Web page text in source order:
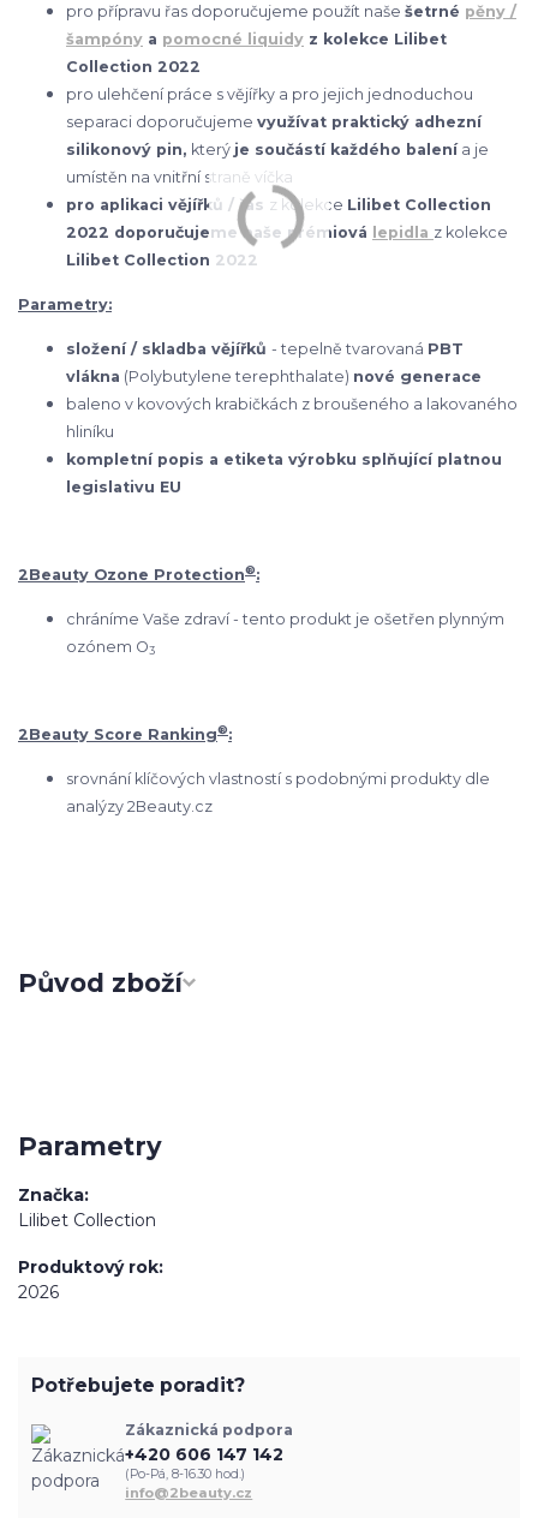
pro přípravu řas doporučujeme použít naše šetrné pěny /
šampóny a pomocné liquidy z kolekce Lilibet
Collection 2022
pro ulehčení práce s vějířky a pro jejich jednoduchou
separaci doporučujeme využívat praktický adhezní
silikonový pin, který je součástí každého balenía je
umístěn na vnitřní straně víčka
pro aplikaci vějířků / řas z kolekce Lilibet Collection
2022 doporučujeme naše prémiová lepidla z kolekce
Lilibet Collection 2022
Parametry:
složení / skladba vějířků - tepelně tvarovaná PBT
vlákna (Polybutylene terephthalate) nové generace
baleno v kovových krabičkách z broušeného a lakovaného
hliníku
kompletní popis a etiketa výrobku splňující platnou
legislativu EU
2Beauty Ozone Protection®:
chráníme Vaše zdraví - tento produkt je ošetřen plynným
ozónem O3
2Beauty Score Ranking®:
srovnání klíčových vlastností s podobnými produkty dle
analýzy 2Beauty.cz
Původ zboží
Parametry
Značka
Lilibet Collection
Produktový rok
2026
Potřebujete poradit?
Zákaznická podpora
+420 606 147 142
(Po-Pá, 8-16.30 hod.)
info@2beauty.cz